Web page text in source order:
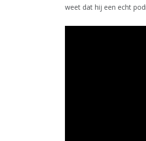
weet dat hij een echt